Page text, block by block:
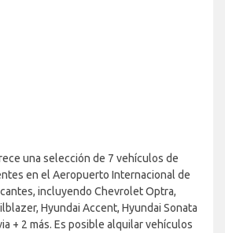
una selección de 7 vehículos de
en el Aeropuerto Internacional de
incluyendo Chevrolet Optra,
Hyundai Accent, Hyundai Sonata
+ 2 más. Es posible alquilar vehículos